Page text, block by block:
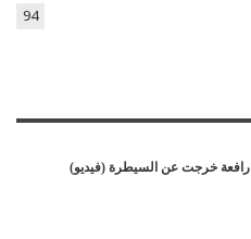
94
رافعة خرجت عن السيطرة (فيديو)